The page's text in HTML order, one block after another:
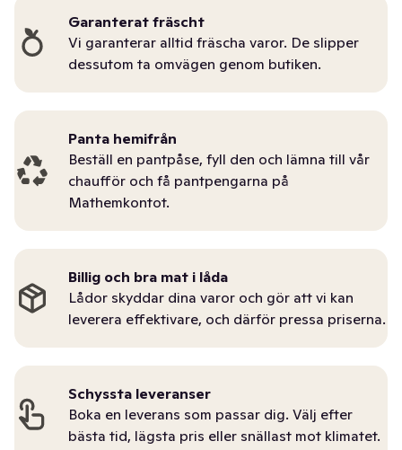
Garanterat fräscht
Vi garanterar alltid fräscha varor. De slipper
dessutom ta omvägen genom butiken.
Panta hemifrån
Beställ en pantpåse, fyll den och lämna till vår
chaufför och få pantpengarna på
Mathemkontot.
Billig och bra mat i låda
Lådor skyddar dina varor och gör att vi kan
leverera effektivare, och därför pressa priserna.
Schyssta leveranser
Boka en leverans som passar dig. Välj efter
bästa tid, lägsta pris eller snällast mot klimatet.